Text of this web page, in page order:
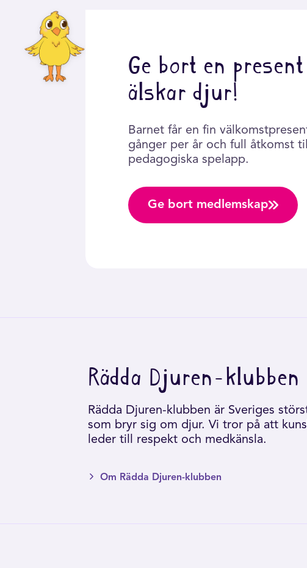
Ge bort en
älskar djur!
Barnet får en fin
gånger per år och full åtkomst
pedagogiska spelapp.
Ge bort medlemskap
Rädda Djuren-klubben
Rädda Djuren-klubben är Sveriges
som bryr sig om djur. Vi tror på att
leder till respekt och medkänsla.
Om Rädda Djuren-klubben